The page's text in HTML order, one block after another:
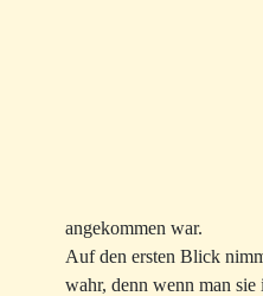
angekommen war.
Auf den ersten Blick
wahr, denn wenn man